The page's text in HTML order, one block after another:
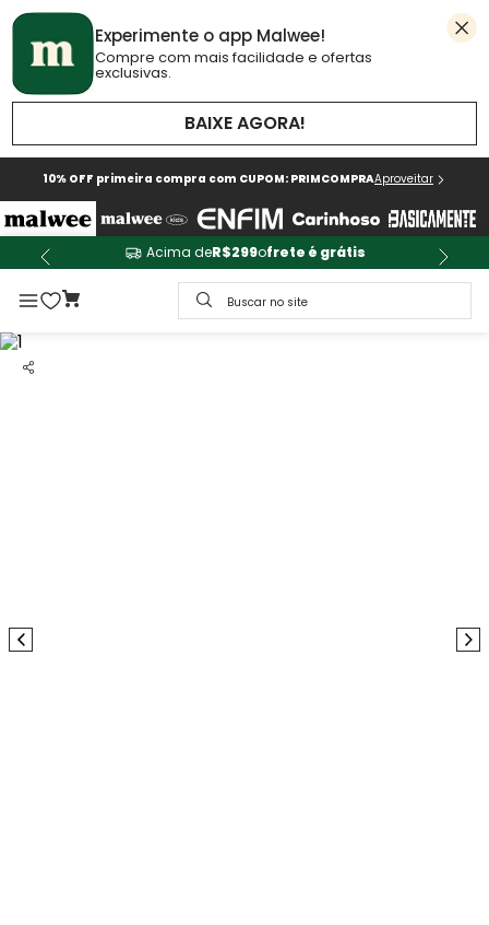
Experimente o app Malwee!
Compre com mais facilidade e ofertas
exclusivas.
BAIXE AGORA!
10% OFF primeira compra com CUPOM: PRIMCOMPRAAproveitar
Acima deR$299ofrete é grátis
Buscar no site